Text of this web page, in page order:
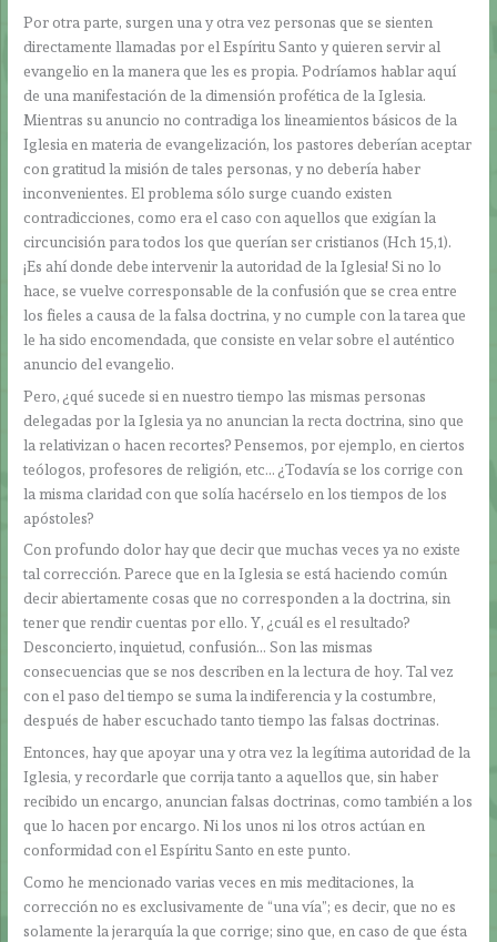
Por otra parte, surgen una y otra vez personas que se sienten
directamente llamadas por el Espíritu Santo y quieren servir al
evangelio en la manera que les es propia. Podríamos hablar aquí
de una manifestación de la dimensión profética de la Iglesia.
Mientras su anuncio no contradiga los lineamientos básicos de la
Iglesia en materia de evangelización, los pastores deberían aceptar
con gratitud la misión de tales personas, y no debería haber
inconvenientes. El problema sólo surge cuando existen
contradicciones, como era el caso con aquellos que exigían la
circuncisión para todos los que querían ser cristianos (Hch 15,1).
¡Es ahí donde debe intervenir la autoridad de la Iglesia! Si no lo
hace, se vuelve corresponsable de la confusión que se crea entre
los fieles a causa de la falsa doctrina, y no cumple con la tarea que
le ha sido encomendada, que consiste en velar sobre el auténtico
anuncio del evangelio.
Pero, ¿qué sucede si en nuestro tiempo las mismas personas
delegadas por la Iglesia ya no anuncian la recta doctrina, sino que
la relativizan o hacen recortes? Pensemos, por ejemplo, en ciertos
teólogos, profesores de religión, etc… ¿Todavía se los corrige con
la misma claridad con que solía hacérselo en los tiempos de los
apóstoles?
Con profundo dolor hay que decir que muchas veces ya no existe
tal corrección. Parece que en la Iglesia se está haciendo común
decir abiertamente cosas que no corresponden a la doctrina, sin
tener que rendir cuentas por ello. Y, ¿cuál es el resultado?
Desconcierto, inquietud, confusión… Son las mismas
consecuencias que se nos describen en la lectura de hoy. Tal vez
con el paso del tiempo se suma la indiferencia y la costumbre,
después de haber escuchado tanto tiempo las falsas doctrinas.
Entonces, hay que apoyar una y otra vez la legítima autoridad de la
Iglesia, y recordarle que corrija tanto a aquellos que, sin haber
recibido un encargo, anuncian falsas doctrinas, como también a los
que lo hacen por encargo. Ni los unos ni los otros actúan en
conformidad con el Espíritu Santo en este punto.
Como he mencionado varias veces en mis meditaciones, la
corrección no es exclusivamente de “una vía”; es decir, que no es
solamente la jerarquía la que corrige; sino que, en caso de que ésta